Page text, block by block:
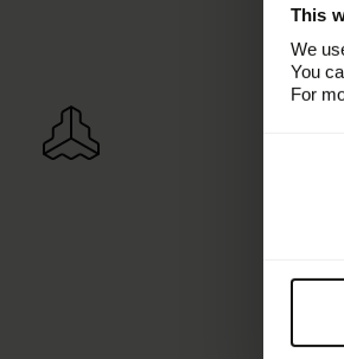
This
We
You
For